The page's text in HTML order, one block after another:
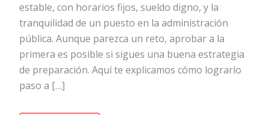
estable, con horarios fijos, sueldo digno, y la
tranquilidad de un puesto en la administración
pública. Aunque parezca un reto, aprobar a la
primera es posible si sigues una buena estrategia
de preparación. Aquí te explicamos cómo lograrlo
paso a […]